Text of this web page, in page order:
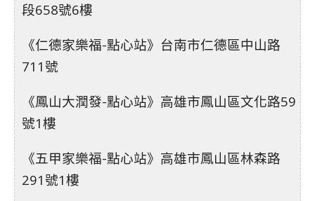
段658號6樓
《仁德家樂福-點心站》台南市仁德區中山路
711號
《鳳山大潤發-點心站》高雄市鳳山區文化路59
號1樓
《五甲家樂福-點心站》高雄市鳳山區林森路
291號1樓